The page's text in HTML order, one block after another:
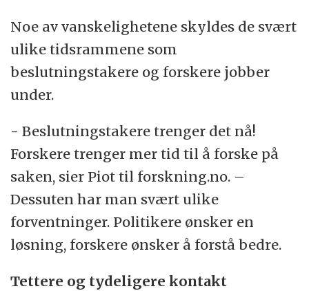
Noe av vanskelighetene skyldes de svært
ulike tidsrammene som
beslutningstakere og forskere jobber
under.
- Beslutningstakere trenger det nå!
Forskere trenger mer tid til å forske på
saken, sier Piot til forskning.no. –
Dessuten har man svært ulike
forventninger. Politikere ønsker en
løsning, forskere ønsker å forstå bedre.
Tettere og tydeligere kontakt